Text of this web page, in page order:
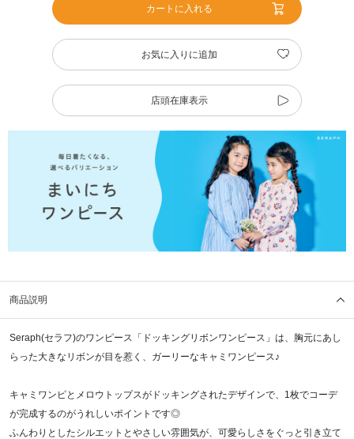
カートに入れる
お気に入りに追加
店頭在庫表示
商品説明
Seraph(セラフ)のワンピース「ドッキングリボンワンピース」は、胸元にあし
らった大きなリボンが目を惹く、ガーリーなキャミワンピース♪
キャミワンピとメロウトップスがドッキングされたデザインで、1枚でコーデ
が完成するのがうれしいポイントです◎
ふんわりとしたシルエットとやさしい雰囲気が、可愛らしさをぐっと引き立て